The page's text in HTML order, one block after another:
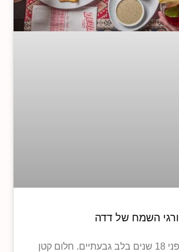
השמח של דדה
הכול התחיל לפני 18 שנים בלב גבעתיים. חלום קטן